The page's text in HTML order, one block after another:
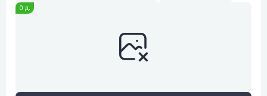
0 д.